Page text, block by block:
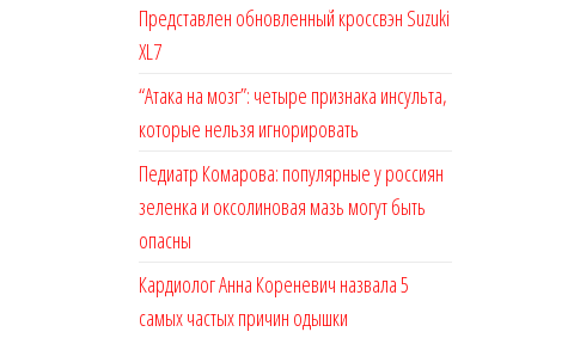
Представлен обновленный кроссвэн Suzuki
XL7
“Атака на мозг”: четыре признака инсульта,
которые нельзя игнорировать
Педиатр Комарова: популярные у россиян
зеленка и оксолиновая мазь могут быть
опасны
Кардиолог Анна Кореневич назвала 5
самых частых причин одышки